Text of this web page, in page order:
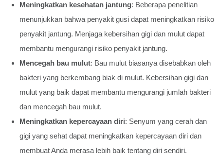
Meningkatkan kesehatan jantung: Beberapa penelitian
menunjukkan bahwa penyakit gusi dapat meningkatkan risiko
penyakit jantung. Menjaga kebersihan gigi dan mulut dapat
membantu mengurangi risiko penyakit jantung.
Mencegah bau mulut: Bau mulut biasanya disebabkan oleh
bakteri yang berkembang biak di mulut. Kebersihan gigi dan
mulut yang baik dapat membantu mengurangi jumlah bakteri
dan mencegah bau mulut.
Meningkatkan kepercayaan diri: Senyum yang cerah dan
gigi yang sehat dapat meningkatkan kepercayaan diri dan
membuat Anda merasa lebih baik tentang diri sendiri.